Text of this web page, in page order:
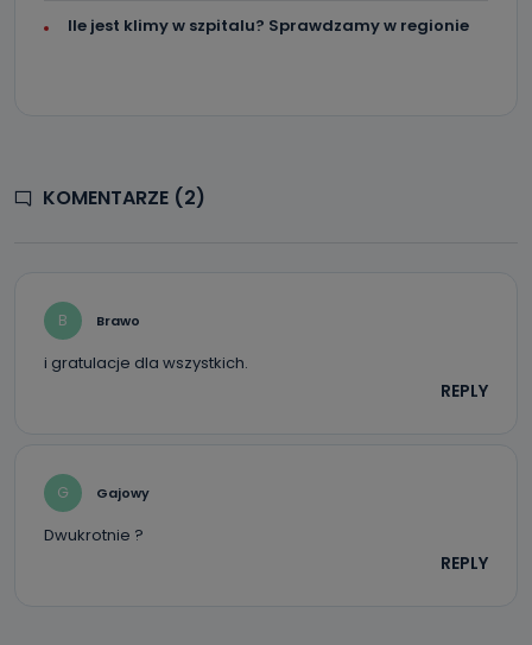
Ile jest klimy w szpitalu? Sprawdzamy w regionie
KOMENTARZE (2)
B Brawo
i gratulacje dla wszystkich.
REPLY
G Gajowy
Dwukrotnie ?
REPLY